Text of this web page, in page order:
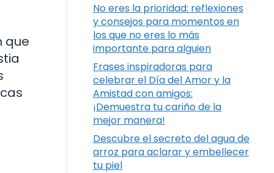
que
No eres la prioridad: reflexiones
y consejos para momentos en
los que no eres lo más
importante para alguien
Frases inspiradoras para
celebrar el Día del Amor y la
Amistad con amigos:
¡Demuestra tu cariño de la
mejor manera!
Descubre el secreto del agua de
arroz para aclarar y embellecer
tu piel